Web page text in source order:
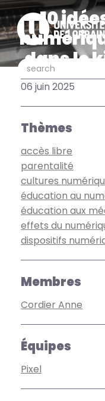
Aller
au
contenu
principal
Search
search
10
dans le
06 juin 2025
Thèmes
accès libre
parentalité
cultures
éducation au
éducation aux
effets du
dispositifs
Membres
Cordier Anne
Équipes
Pixel